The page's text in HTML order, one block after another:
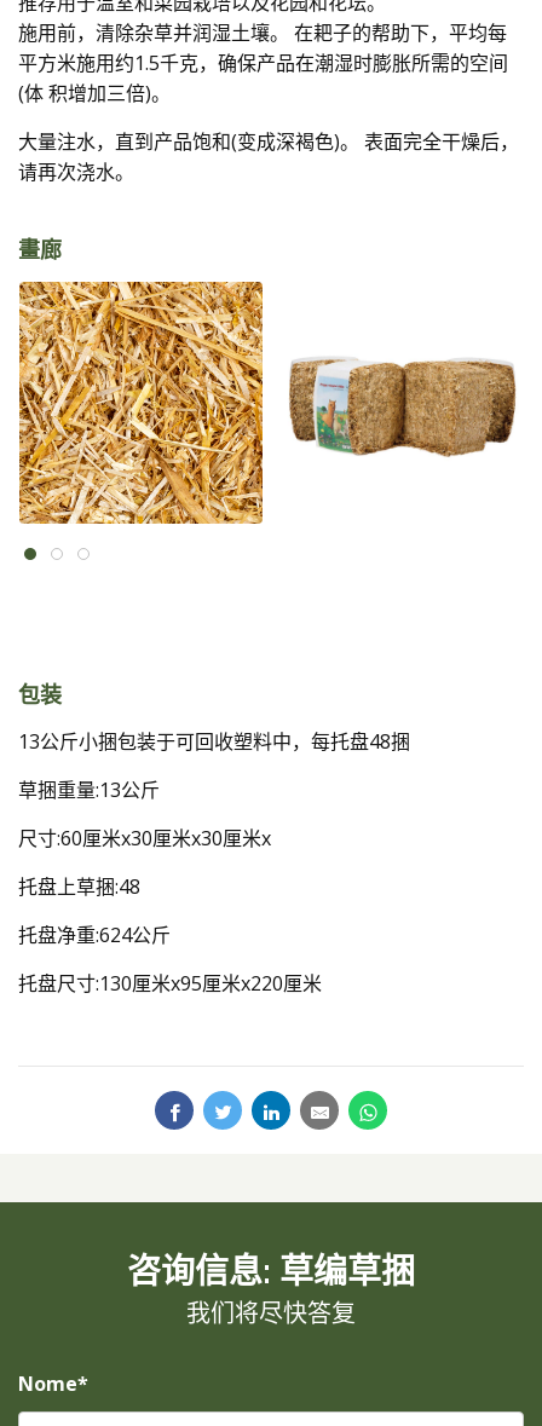
施用前，清除杂草并润湿土壤。 在耙子的帮助下，平均每
平方米施用约1.5千克，确保产品在潮湿时膨胀所需的空间
(体 积增加三倍)。
大量注水，直到产品饱和(变成深褐色)。 表面完全干燥后，
请再次浇水。
畫廊
包装
13公斤小捆包装于可回收塑料中，每托盘48捆
草捆重量:13公斤
尺寸:60厘米x30厘米x30厘米x
托盘上草捆:48
托盘净重:624公斤
托盘尺寸:130厘米x95厘米x220厘米
咨询信息: 草编草捆
我们将尽快答复
Nome*